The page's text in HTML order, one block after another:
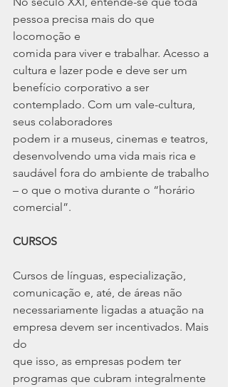
pessoa precisa mais do que
locomoção e
comida para viver e trabalhar. Acesso a
cultura e lazer pode e deve ser um
benefício corporativo a ser
contemplado. Com um vale-cultura,
seus colaboradores
podem ir a museus, cinemas e teatros,
desenvolvendo uma vida mais rica e
saudável fora do ambiente de trabalho
– o que o motiva durante o “horário
comercial”.
CURSOS
Cursos de línguas, especialização,
comunicação e, até, de áreas não
necessariamente ligadas a atuação na
empresa devem ser incentivados. Mais
do
que isso, as empresas podem ter
programas que cubram integralmente